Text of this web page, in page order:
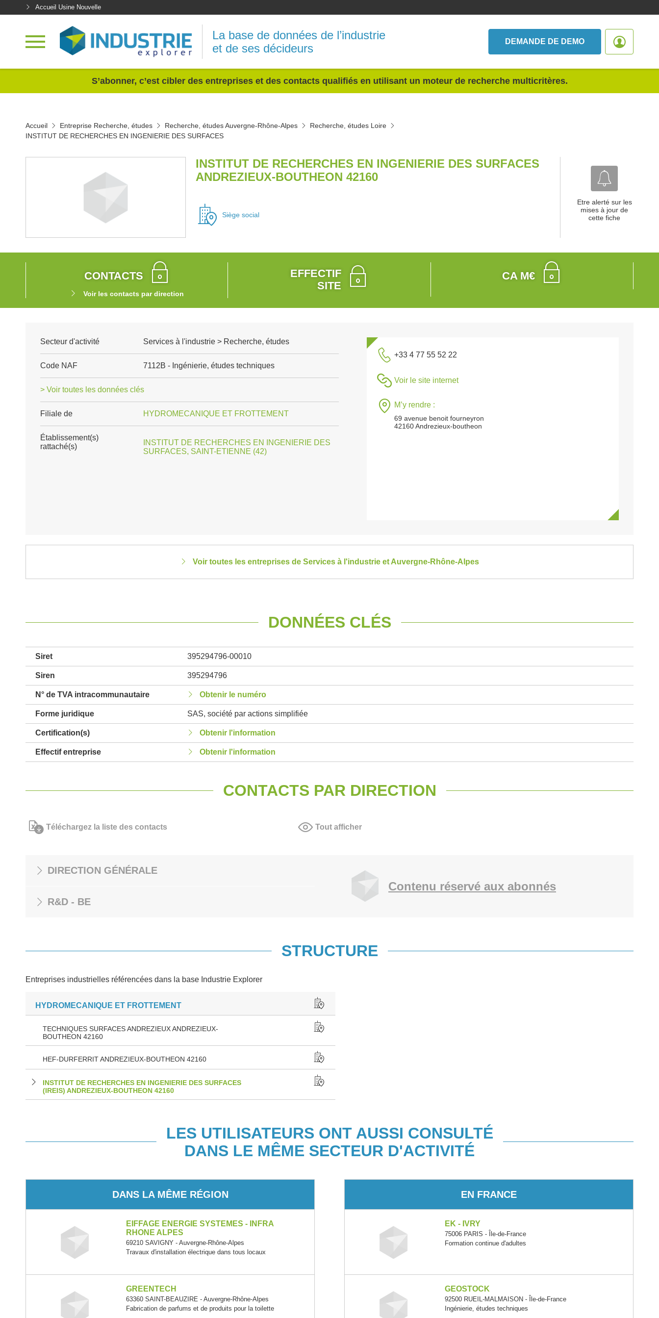
Accueil Usine Nouvelle
La base de données de l’industrie
et de ses décideurs
DEMANDE DE DEMO
S’abonner, c’est cibler des entreprises et des contacts qualifiés en utilisant un moteur de recherche multicritères.
Accueil Entreprise Recherche, études Recherche, études Auvergne-Rhône-Alpes
Recherche, études Loire
INSTITUT DE RECHERCHES EN INGENIERIE DES SURFACES
INSTITUT DE RECHERCHES EN INGENIERIE DES SURFACES
ANDREZIEUX-BOUTHEON 42160
Siège social
Etre alerté sur les
mises à jour de
cette fiche
CONTACTS
Voir les contacts par direction
EFFECTIF
SITE
CA M€
Secteur d'activité Services à l'industrie > Recherche, études
Code NAF 7112B - Ingénierie, études techniques
> Voir toutes les données clés
Filiale de HYDROMECANIQUE ET FROTTEMENT
Établissement(s)
rattaché(s)
INSTITUT DE RECHERCHES EN INGENIERIE DES
SURFACES, SAINT-ETIENNE (42)
+33 4 77 55 52 22
Voir le site internet
M’y rendre :
69 avenue benoit fourneyron
42160 Andrezieux-boutheon
Voir toutes les entreprises de Services à l'industrie et Auvergne-Rhône-Alpes
DONNÉES CLÉS
Siret 395294796-00010
Siren 395294796
N° de TVA intracommunautaire Obtenir le numéro
Forme juridique SAS, société par actions simplifiée
Certification(s) Obtenir l'information
Effectif entreprise Obtenir l'information
CONTACTS PAR DIRECTION
Téléchargez la liste des contacts Tout afficher
DIRECTION GÉNÉRALE
R&D - BE
Contenu réservé aux abonnés
STRUCTURE
Entreprises industrielles référencées dans la base Industrie Explorer
HYDROMECANIQUE ET FROTTEMENT
TECHNIQUES SURFACES ANDREZIEUX ANDREZIEUX-
BOUTHEON 42160
HEF-DURFERRIT ANDREZIEUX-BOUTHEON 42160
INSTITUT DE RECHERCHES EN INGENIERIE DES SURFACES
(IREIS) ANDREZIEUX-BOUTHEON 42160
LES UTILISATEURS ONT AUSSI CONSULTÉ
DANS LE MÊME SECTEUR D'ACTIVITÉ
DANS LA MÊME RÉGION
EIFFAGE ENERGIE SYSTEMES - INFRA
RHONE ALPES
69210 SAVIGNY - Auvergne-Rhône-Alpes
Travaux d'installation électrique dans tous locaux
GREENTECH
63360 SAINT-BEAUZIRE - Auvergne-Rhône-Alpes
Fabrication de parfums et de produits pour la toilette
EN FRANCE
EK - IVRY
75006 PARIS - Île-de-France
Formation continue d'adultes
GEOSTOCK
92500 RUEIL-MALMAISON - Île-de-France
Ingénierie, études techniques